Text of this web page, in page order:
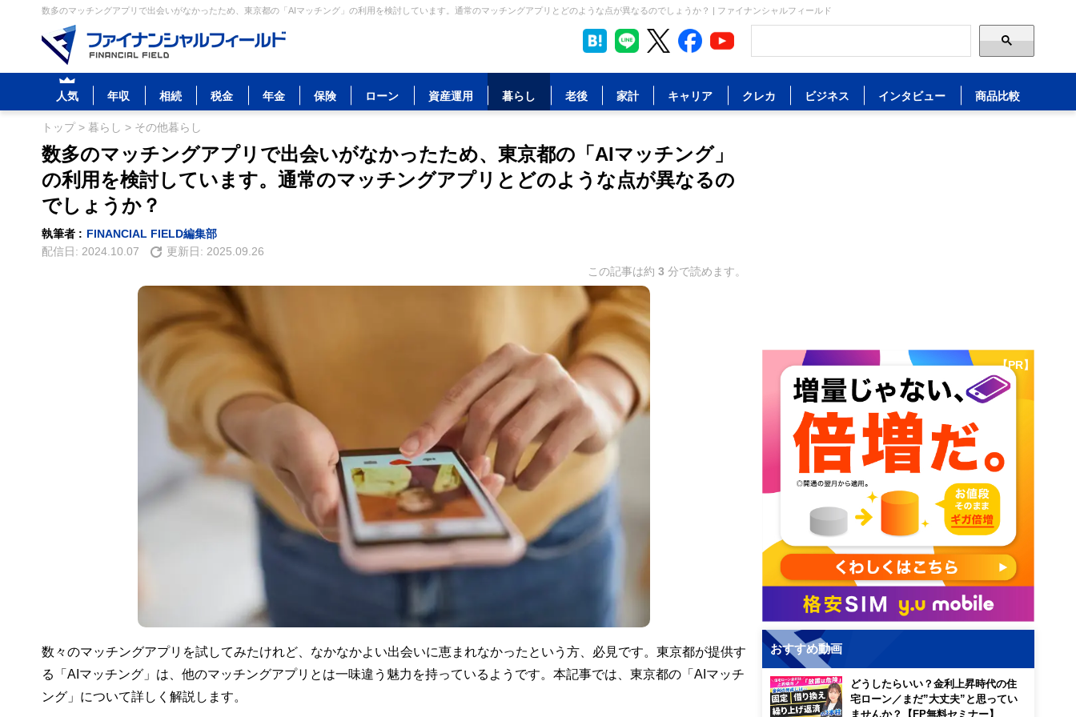
数多のマッチングアプリで出会いがなかったため、東京都の「AIマッチング」の利用を検討しています。通常のマッチングアプリとどのような点が異なるのでしょうか？ | ファイナンシャルフィールド
人気 年収 相続 税金 年金 保険 ローン 資産運用 暮らし 老後 家計 キャリア クレカ ビジネス インタビュー 商品比較
トップ> 暮らし > その他暮らし
数多のマッチングアプリで出会いがなかったため、東京都の「AIマッチング」
の利用を検討しています。通常のマッチングアプリとどのような点が異なるの
でしょうか？
執筆者 : FINANCIAL FIELD編集部
配信日: 2024.10.07 更新日: 2025.09.26
この記事は約 3 分で読めます。
数々のマッチングアプリを試してみたけれど、なかなかよい出会いに恵まれなかったという方、必見です。東京都が提供す
る「AIマッチング」は、他のマッチングアプリとは一味違う魅力を持っているようです。本記事では、東京都の「AIマッチ
ング」について詳しく解説します。
【PR】
おすすめ動画
どうしたらいい？金利上昇時代の住
宅ローン／まだ”大丈夫”と思ってい
ませんか？【FP無料セミナー】